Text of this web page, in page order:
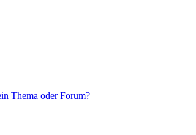
Thema oder Forum?